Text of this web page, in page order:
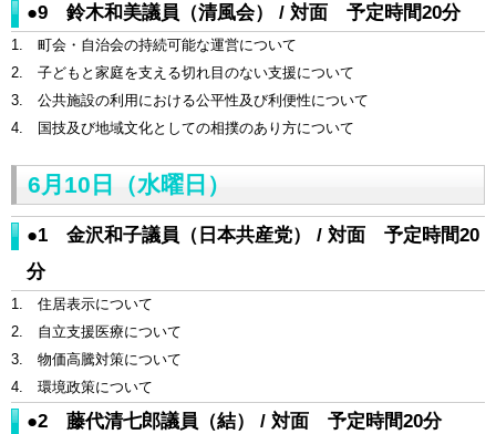
●9 鈴木和美議員（清風会） / 対面 予定時間20分
1. 町会・自治会の持続可能な運営について
2. 子どもと家庭を支える切れ目のない支援について
3. 公共施設の利用における公平性及び利便性について
4. 国技及び地域文化としての相撲のあり方について
6月10日（水曜日）
●1 金沢和子議員（日本共産党） / 対面 予定時間20
分
1. 住居表示について
2. 自立支援医療について
3. 物価高騰対策について
4. 環境政策について
●2 藤代清七郎議員（結） / 対面 予定時間20分